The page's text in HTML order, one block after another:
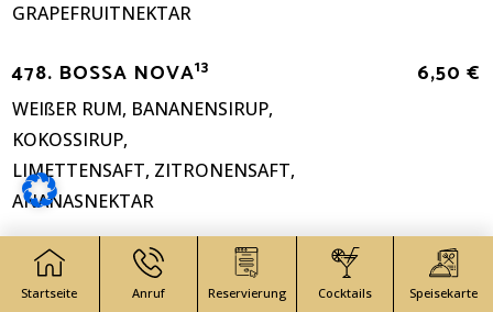
GRAPEFRUITNEKTAR
478. BOSSA NOVA13
WEIßER RUM, BANANENSIRUP,
KOKOSSIRUP,
LIMETTENSAFT, ZITRONENSAFT,
ANANASNEKTAR
6,50 €
479. PINEAPPLE FIZZ
WEIßER RUM, ZITRONENSAFT,
6,50 €
Startseite Anruf Reservierung Cocktails Speisekarte